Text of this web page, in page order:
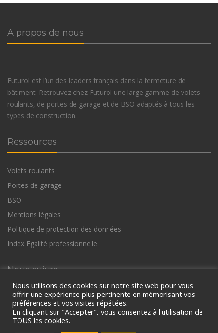
A propos de nous
Futurol est l’un des leaders français dans la fermeture de
bâtiment. Retrouvez chez Futurol une large gamme de volets
roulants, de portes de garage et de BSO adaptés à tous les
types de construction.
Ressources
Volets roulants
Portes de garage
BSO
Mentions légales
Politique de protection des données
Index Egalité professionnelle
Nous suivre
Nous utilisons des cookies sur notre site web pour vous
offrir une expérience plus pertinente en mémorisant vos
préférences et vos visites répétées.
En cliquant sur "Accepter", vous consentez à l'utilisation de
TOUS les cookies.